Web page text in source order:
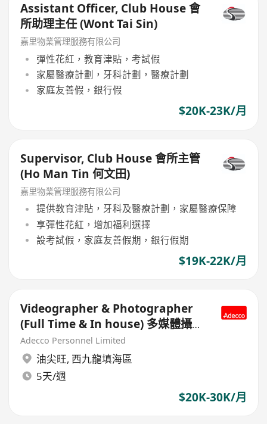
Assistant Officer, Club House 會
所助理主任 (Wont Tai Sin)
嘉里物業管理服務有限公司
彈性花紅，教育津貼，考試假
家屬醫療計劃，牙科計劃，醫療計劃
家庭友善假，銀行假
$20K-23K/月
Supervisor, Club House 會所主管
(Ho Man Tin 何文田)
嘉里物業管理服務有限公司
提供教育津貼，牙科及醫療計劃，家屬醫療保障
享彈性花紅，增加福利選擇
設考試假，家庭友善假期，銀行假期
$19K-22K/月
Videographer & Photographer
(Full Time & In house) 多媒體攝影
師
Adecco Personnel Limited
油尖旺, 西九龍填海區
5天/週
$20K-30K/月